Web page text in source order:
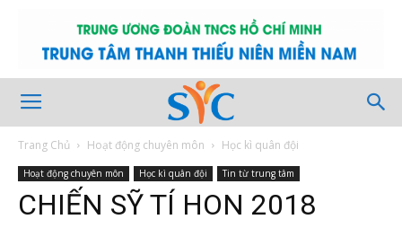
Trang Chủ Hoạt động chuyên môn Học kì quân đội
Hoạt động chuyên môn Học kì quân đội Tin từ trung tâm
CHIẾN SỸ TÍ HON 2018